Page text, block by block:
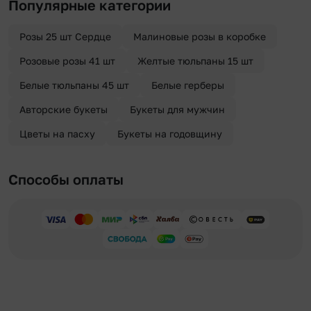
«Анонимная доставка». Мы гарантируем анонимность
Популярные категории
Розы 25 шт Сердце Малиновые розы в коробке
Розовые розы 41 шт Желтые тюльпаны 15 шт
Белые тюльпаны 45 шт Белые герберы
Авторские букеты Букеты для мужчин
Цветы на пасху Букеты на годовщину
Способы оплаты